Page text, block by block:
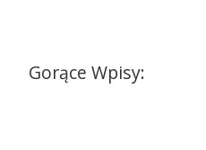
Gorące Wpisy: